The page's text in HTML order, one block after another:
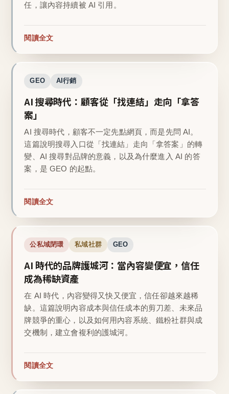
任，讓內容持續被 AI 引用。
閱讀全文
GEO AI行銷
AI 搜尋時代：顧客從「找連結」走向「拿答
案」
AI 搜尋時代，顧客不一定先點網頁，而是先問 AI。
這篇說明搜尋入口從「找連結」走向「拿答案」的轉
變、AI 搜尋對品牌的意義，以及為什麼進入 AI 的答
案，是 GEO 的起點。
閱讀全文
公私域閉環 私域社群 GEO
AI 時代的品牌護城河：當內容變便宜，信任
成為稀缺資產
在 AI 時代，內容變得又快又便宜，信任卻越來越稀
缺。這篇說明內容成本與信任成本的剪刀差、未來品
牌競爭的重心，以及如何用內容系統、鐵粉社群與成
交機制，建立會複利的護城河。
閱讀全文